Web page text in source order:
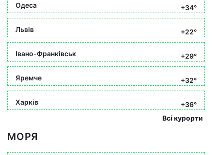
Одеса +34°
Львів +22°
Івано-Франківськ +29°
Яремче +32°
Харків
+36°
Всі курорти
МОРЯ